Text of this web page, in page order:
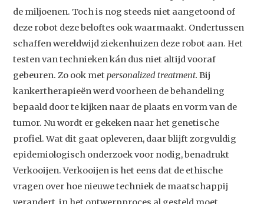
de miljoenen. Toch is nog steeds niet aangetoond of
deze robot deze beloftes ook waarmaakt. Ondertussen
schaffen wereldwijd ziekenhuizen deze robot aan. Het
testen van technieken kán dus niet altijd vooraf
gebeuren. Zo ook metpersonalized treatment. Bij
kankertherapieën werd voorheen de behandeling
bepaald door te kijken naar de plaats en vorm van de
tumor. Nu wordt er gekeken naar het genetische
profiel. Wat dit gaat opleveren, daar blijft zorgvuldig
epidemiologisch onderzoek voor nodig, benadrukt
Verkooijen. Verkooijen is het eens dat de ethische
vragen over hoe nieuwe techniek de maatschappij